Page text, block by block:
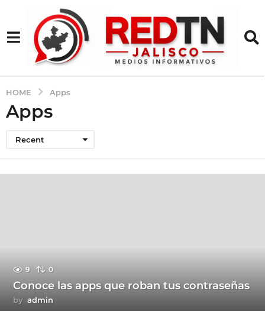
HOME Apps
Apps
Recent
9 0
Conoce las apps que roban tus contraseñas
by admin